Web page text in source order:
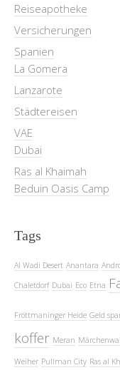
Reiseapotheke
Versicherungen
Spanien
La Gomera
Lanzarote
Städtereisen
VAE
Dubai
Ras al Khaimah
Beduin Oasis Camp
Tags
Al Wadi Desert Anantara
Chaletdorf Dubai Eco Etna
Fröttmaninger Heide Geld
koffer Meran
Weiher Pullman City Ras al